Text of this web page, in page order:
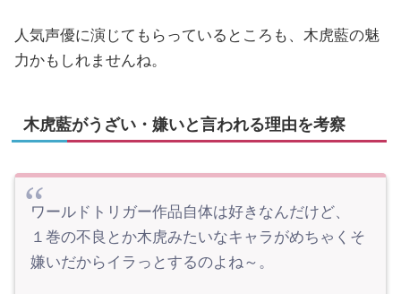
人気声優に演じてもらっているところも、木虎藍の魅
力かもしれませんね。
木虎藍がうざい・嫌いと言われる理由を考察
ワールドトリガー作品自体は好きなんだけど、
１巻の不良とか木虎みたいなキャラがめちゃくそ
嫌いだからイラっとするのよね～。